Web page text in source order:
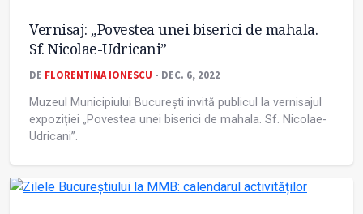
Vernisaj: „Povestea unei biserici de mahala.
Sf. Nicolae-Udricani”
DE FLORENTINA IONESCU - DEC. 6, 2022
Muzeul Municipiului București invită publicul la vernisajul
expoziției „Povestea unei biserici de mahala. Sf. Nicolae-
Udricani”.